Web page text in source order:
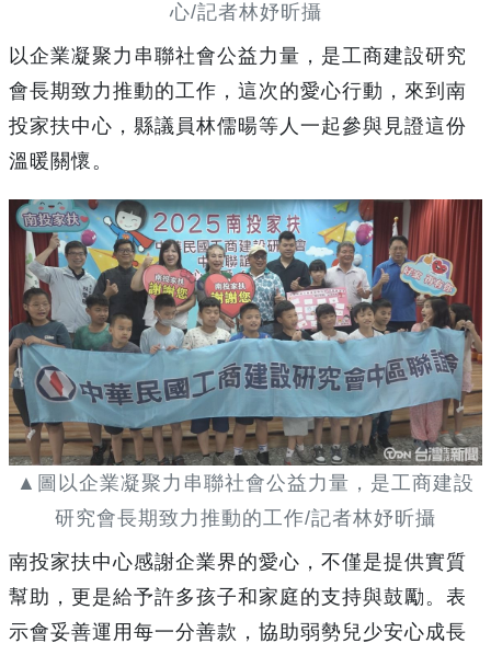
心/記者林妤昕攝
以企業凝聚力串聯社會公益力量，是工商建設研究
會長期致力推動的工作，這次的愛心行動，來到南
投家扶中心，縣議員林儒暘等人一起參與見證這份
溫暖關懷。
▲圖以企業凝聚力串聯社會公益力量，是工商建設
研究會長期致力推動的工作/記者林妤昕攝
南投家扶中心感謝企業界的愛心，不僅是提供實質
幫助，更是給予許多孩子和家庭的支持與鼓勵。表
示會妥善運用每一分善款，協助弱勢兒少安心成長